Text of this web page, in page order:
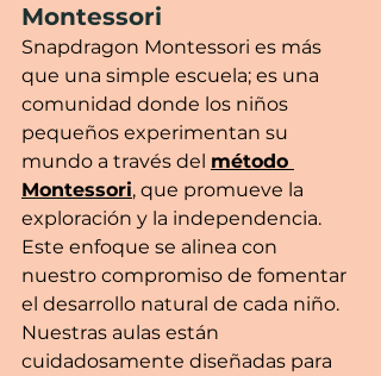
Montessori
Snapdragon Montessori es más
que una simple escuela; es una
comunidad donde los niños
pequeños experimentan su
mundo a través del método
Montessori, que promueve la
exploración y la independencia.
Este enfoque se alinea con
nuestro compromiso de fomentar
el desarrollo natural de cada niño.
Nuestras aulas están
cuidadosamente diseñadas para